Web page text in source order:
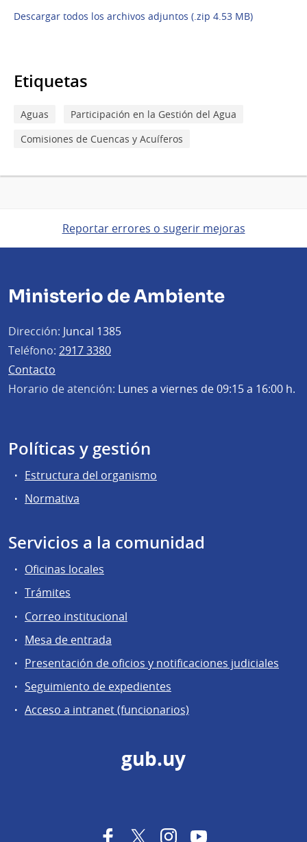
Descargar todos los archivos adjuntos (.zip 4.53 MB)
Etiquetas
Aguas
Participación en la Gestión del Agua
Comisiones de Cuencas y Acuíferos
Reportar errores o sugerir mejoras
Ministerio de Ambiente
Dirección: Juncal 1385
Teléfono: 2917 3380
Contacto
Horario de atención: Lunes a viernes de 09:15 a 16:00 h.
Políticas y gestión
Estructura del organismo
Normativa
Servicios a la comunidad
Oficinas locales
Trámites
Correo institucional
Mesa de entrada
Presentación de oficios y notificaciones judiciales
Seguimiento de expedientes
Acceso a intranet (funcionarios)
gub.uy
FacebookTwitterInstagramYouTube